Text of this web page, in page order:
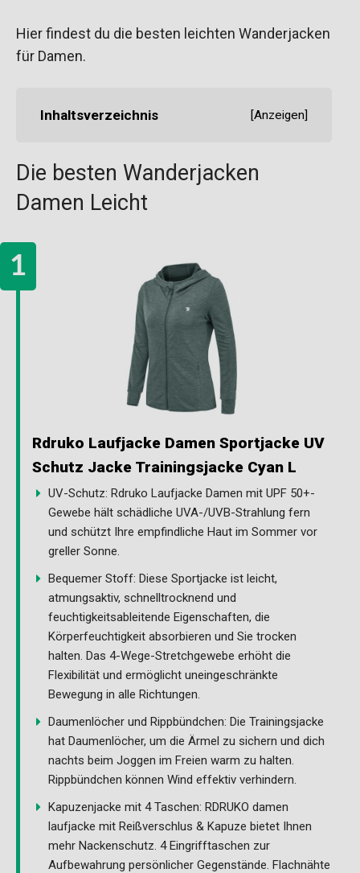
Hier findest du die besten leichten Wanderjacken
für Damen.
Inhaltsverzeichnis [Anzeigen]
Die besten Wanderjacken
Damen Leicht
Rdruko Laufjacke Damen Sportjacke UV
Schutz Jacke Trainingsjacke Cyan L
UV-Schutz: Rdruko Laufjacke Damen mit UPF 50+-
Gewebe hält schädliche UVA-/UVB-Strahlung fern
und schützt Ihre empfindliche Haut im Sommer vor
greller Sonne.
Bequemer Stoff: Diese Sportjacke ist leicht,
atmungsaktiv, schnelltrocknend und
feuchtigkeitsableitende Eigenschaften, die
Körperfeuchtigkeit absorbieren und Sie trocken
halten. Das 4-Wege-Stretchgewebe erhöht die
Flexibilität und ermöglicht uneingeschränkte
Bewegung in alle Richtungen.
Daumenlöcher und Rippbündchen: Die Trainingsjacke
hat Daumenlöcher, um die Ärmel zu sichern und dich
nachts beim Joggen im Freien warm zu halten.
Rippbündchen können Wind effektiv verhindern.
Kapuzenjacke mit 4 Taschen: RDRUKO damen
laufjacke mit Reißverschlus & Kapuze bietet Ihnen
mehr Nackenschutz. 4 Eingrifftaschen zur
Aufbewahrung persönlicher Gegenstände. Flachnähte